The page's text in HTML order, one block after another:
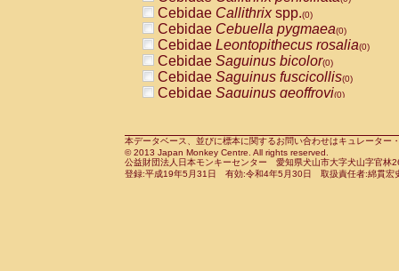
CercopithecidaeCercocebus agilis
CercopithecidaeCercocebus
CercopithecidaeCercocebus
CercopithecidaeCercocebus
CercopithecidaeCercocebus
CercopithecidaeCercocebushybrid
CercopithecidaePapio anubis(0)
CercopithecidaePapio cynocephalus
CercopithecidaePapio hamadryas(0)
Cebidae Callithrixspp.(0)
Cebidae Cebuella pygmaea(0)
Cebidae Leontopithecus rosalia(0)
Cebidae Saguinus bicolor(0)
Cebidae Saguinus fuscicollis(0)
Cebidae Saguinus geoffroyi(0)
CebidaeSaguinus leucopus(0)
CebidaeSaguinus midas(0)
Cebidae Saguinus mystax(0)
本データベース、並びに標本に関するお問い合わせはキュレータ
© 2013 Japan Monkey Centre. All rights reserved.
公益財団法人日本モンキーセンター 愛知県犬山市大字犬山字官
登録:平成19年5月31日 有効:令和4年5月30日 取扱責任者:綿貫宏